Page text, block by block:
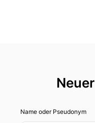
Name oder Pseudonym